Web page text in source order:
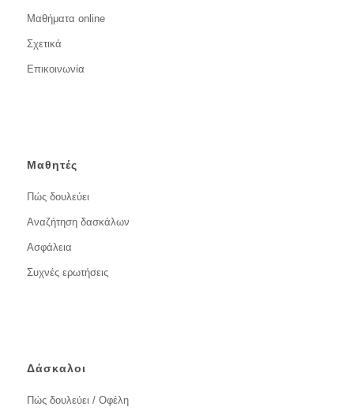
Μαθήματα online
Σχετικά
Επικοινωνία
Μαθητές
Πώς δουλεύει
Αναζήτηση δασκάλων
Ασφάλεια
Συχνές ερωτήσεις
Δάσκαλοι
Πώς δουλεύει / Οφέλη